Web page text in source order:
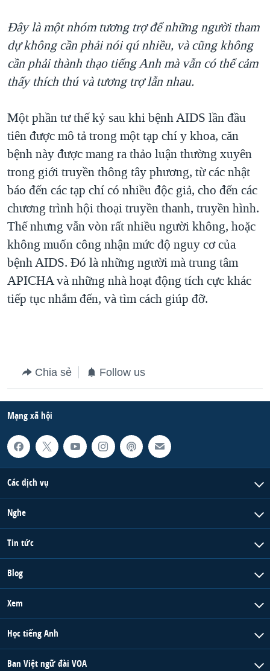
Đây là một nhóm tương trợ để những người tham
dự không cần phải nói qú nhiều, và cũng không
cần phải thành thạo tiếng Anh mà vẫn có thể cảm
thấy thích thú và tương trợ lẫn nhau.
Một phần tư thế kỷ sau khi bệnh AIDS lần đầu
tiên được mô tả trong một tạp chí y khoa, căn
bệnh này được mang ra thảo luận thường xuyên
trong giới truyền thông tây phương, từ các nhật
báo đến các tạp chí có nhiều độc giả, cho đến các
chương trình hội thoại truyền thanh, truyền hình.
Thế nhưng vẫn vòn rất nhiều người không, hoặc
không muốn công nhận mức độ nguy cơ của
bệnh AIDS. Đó là những người mà trung tâm
APICHA và những nhà hoạt động tích cực khác
tiếp tục nhắm đến, và tìm cách giúp đỡ.
Chia sẻ Follow us
Mạng xã hội
Các dịch vụ
Nghe
Tin tức
Blog
Xem
Học tiếng Anh
Ban Việt ngữ đài VOA